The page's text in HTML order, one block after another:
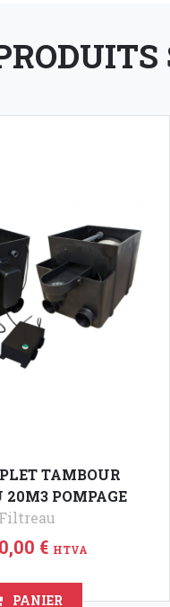
TAMBOUR
20M3 POMPAGE
Filtreau
€ HTVA
PANIER